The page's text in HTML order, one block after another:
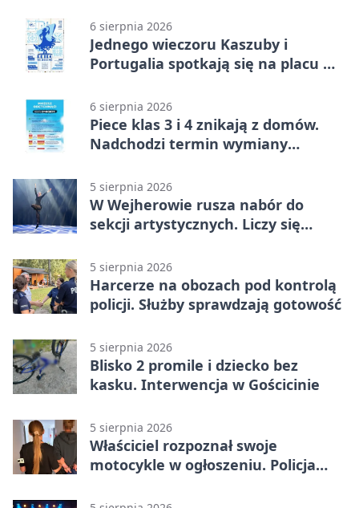
6 sierpnia 2026
Jednego wieczoru Kaszuby i
Portugalia spotkają się na placu w
6 sierpnia 2026
Piece klas 3 i 4 znikają z domów.
Nadchodzi termin wymiany
5 sierpnia 2026
W Wejherowie rusza nabór do
sekcji artystycznych. Liczy się
5 sierpnia 2026
Harcerze na obozach pod kontrolą
policji. Służby sprawdzają gotowość
5 sierpnia 2026
Blisko 2 promile i dziecko bez
kasku. Interwencja w Gościcinie
5 sierpnia 2026
Właściciel rozpoznał swoje
motocykle w ogłoszeniu. Policja